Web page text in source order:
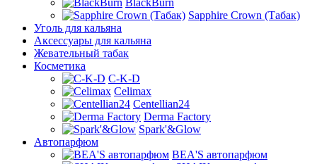
BlackBurn
Sapphire Crown (Табак)
Уголь для кальяна
Аксессуары для кальяна
Жевательный табак
Косметика
C-K-D
Celimax
Centellian24
Derma Factory
Spark'&Glow
Автопарфюм
BEA'S автопарфюм